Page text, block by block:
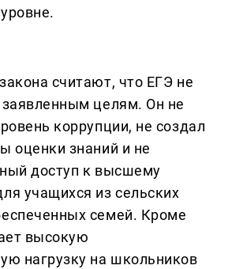
считают, что ЕГЭ не
заявленным целям. Он не
коррупции, не создал
оценки знаний и не
доступ к высшему
учащихся из сельских
семей. Кроме
высокую
нагрузку на школьников